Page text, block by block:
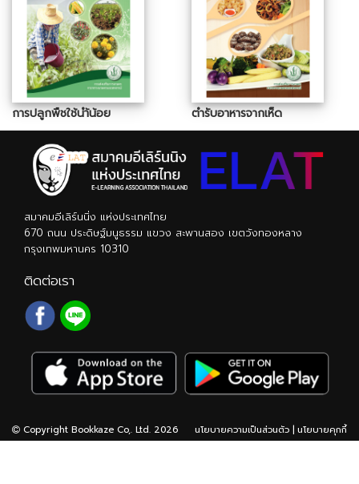
การปลูกพืชใช้นำ้น้อย ตำรับอาหารจากเห็ด
สมาคมอีเลิร์นนิ่ง แห่งประเทศไทย
670 ถนน ประดิษฐ์มนูธรรม แขวง สะพานสอง เขตวังทองหลาง
กรุงเทพมหานคร 10310
ติดต่อเรา
Copyright Bookkaze Co,. Ltd. 2026 นโยบายความเป็นส่วนตัว | นโยบายคุกกี้